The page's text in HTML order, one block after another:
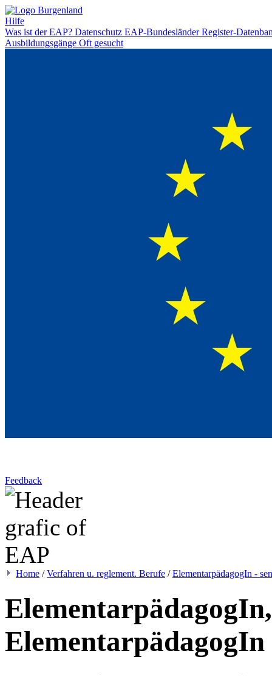
Hilfe
Was ist der EAP? Datenschutz EAP-BundesländerRegister-
Ausbildungsgänge Oft gesucht
Feedback
Home /Verfahren u. reglement. Berufe /ElementarpädagogIn -
ElementarpädagogIn